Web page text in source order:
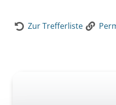
Zur Trefferliste